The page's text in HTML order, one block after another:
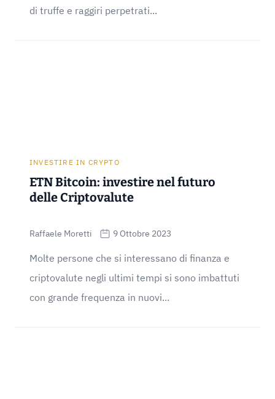
di truffe e raggiri perpetrati...
INVESTIRE IN CRYPTO
ETN Bitcoin: investire nel futuro
delle Criptovalute
Raffaele Moretti 9 Ottobre 2023
Molte persone che si interessano di finanza e
criptovalute negli ultimi tempi si sono imbattuti
con grande frequenza in nuovi...